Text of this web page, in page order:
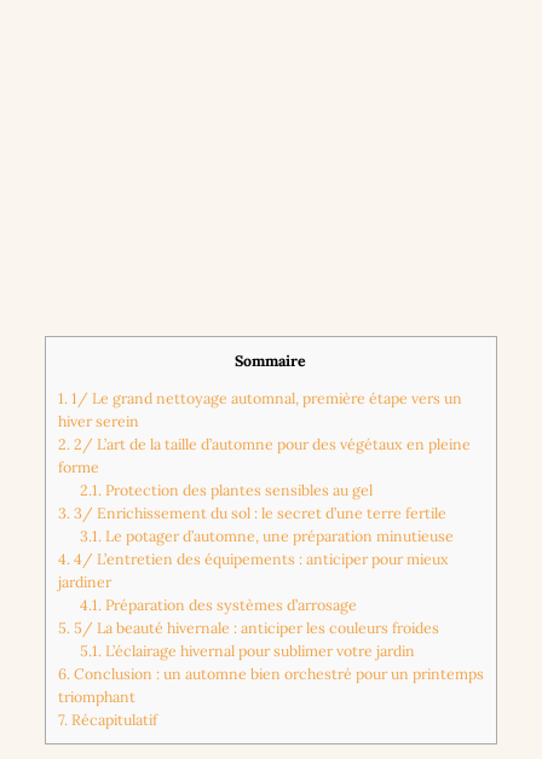
Sommaire
1.1/ Le grand nettoyage automnal, première étape vers un
hiver serein
2.2/ L’art de la taille d’automne pour des végétaux en pleine
forme
2.1. Protection des plantes sensibles au gel
3.3/ Enrichissement du sol : le secret d’une terre fertile
3.1. Le potager d’automne, une préparation minutieuse
4.4/ L’entretien des équipements : anticiper pour mieux
jardiner
4.1. Préparation des systèmes d’arrosage
5.5/ La beauté hivernale : anticiper les couleurs froides
5.1. L’éclairage hivernal pour sublimer votre jardin
6.Conclusion : un automne bien orchestré pour un printemps
triomphant
7.Récapitulatif